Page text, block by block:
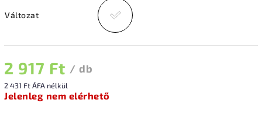
Változat
2 917 Ft / db
2 431 Ft ÁFA nélkül
Jelenleg nem elérhető